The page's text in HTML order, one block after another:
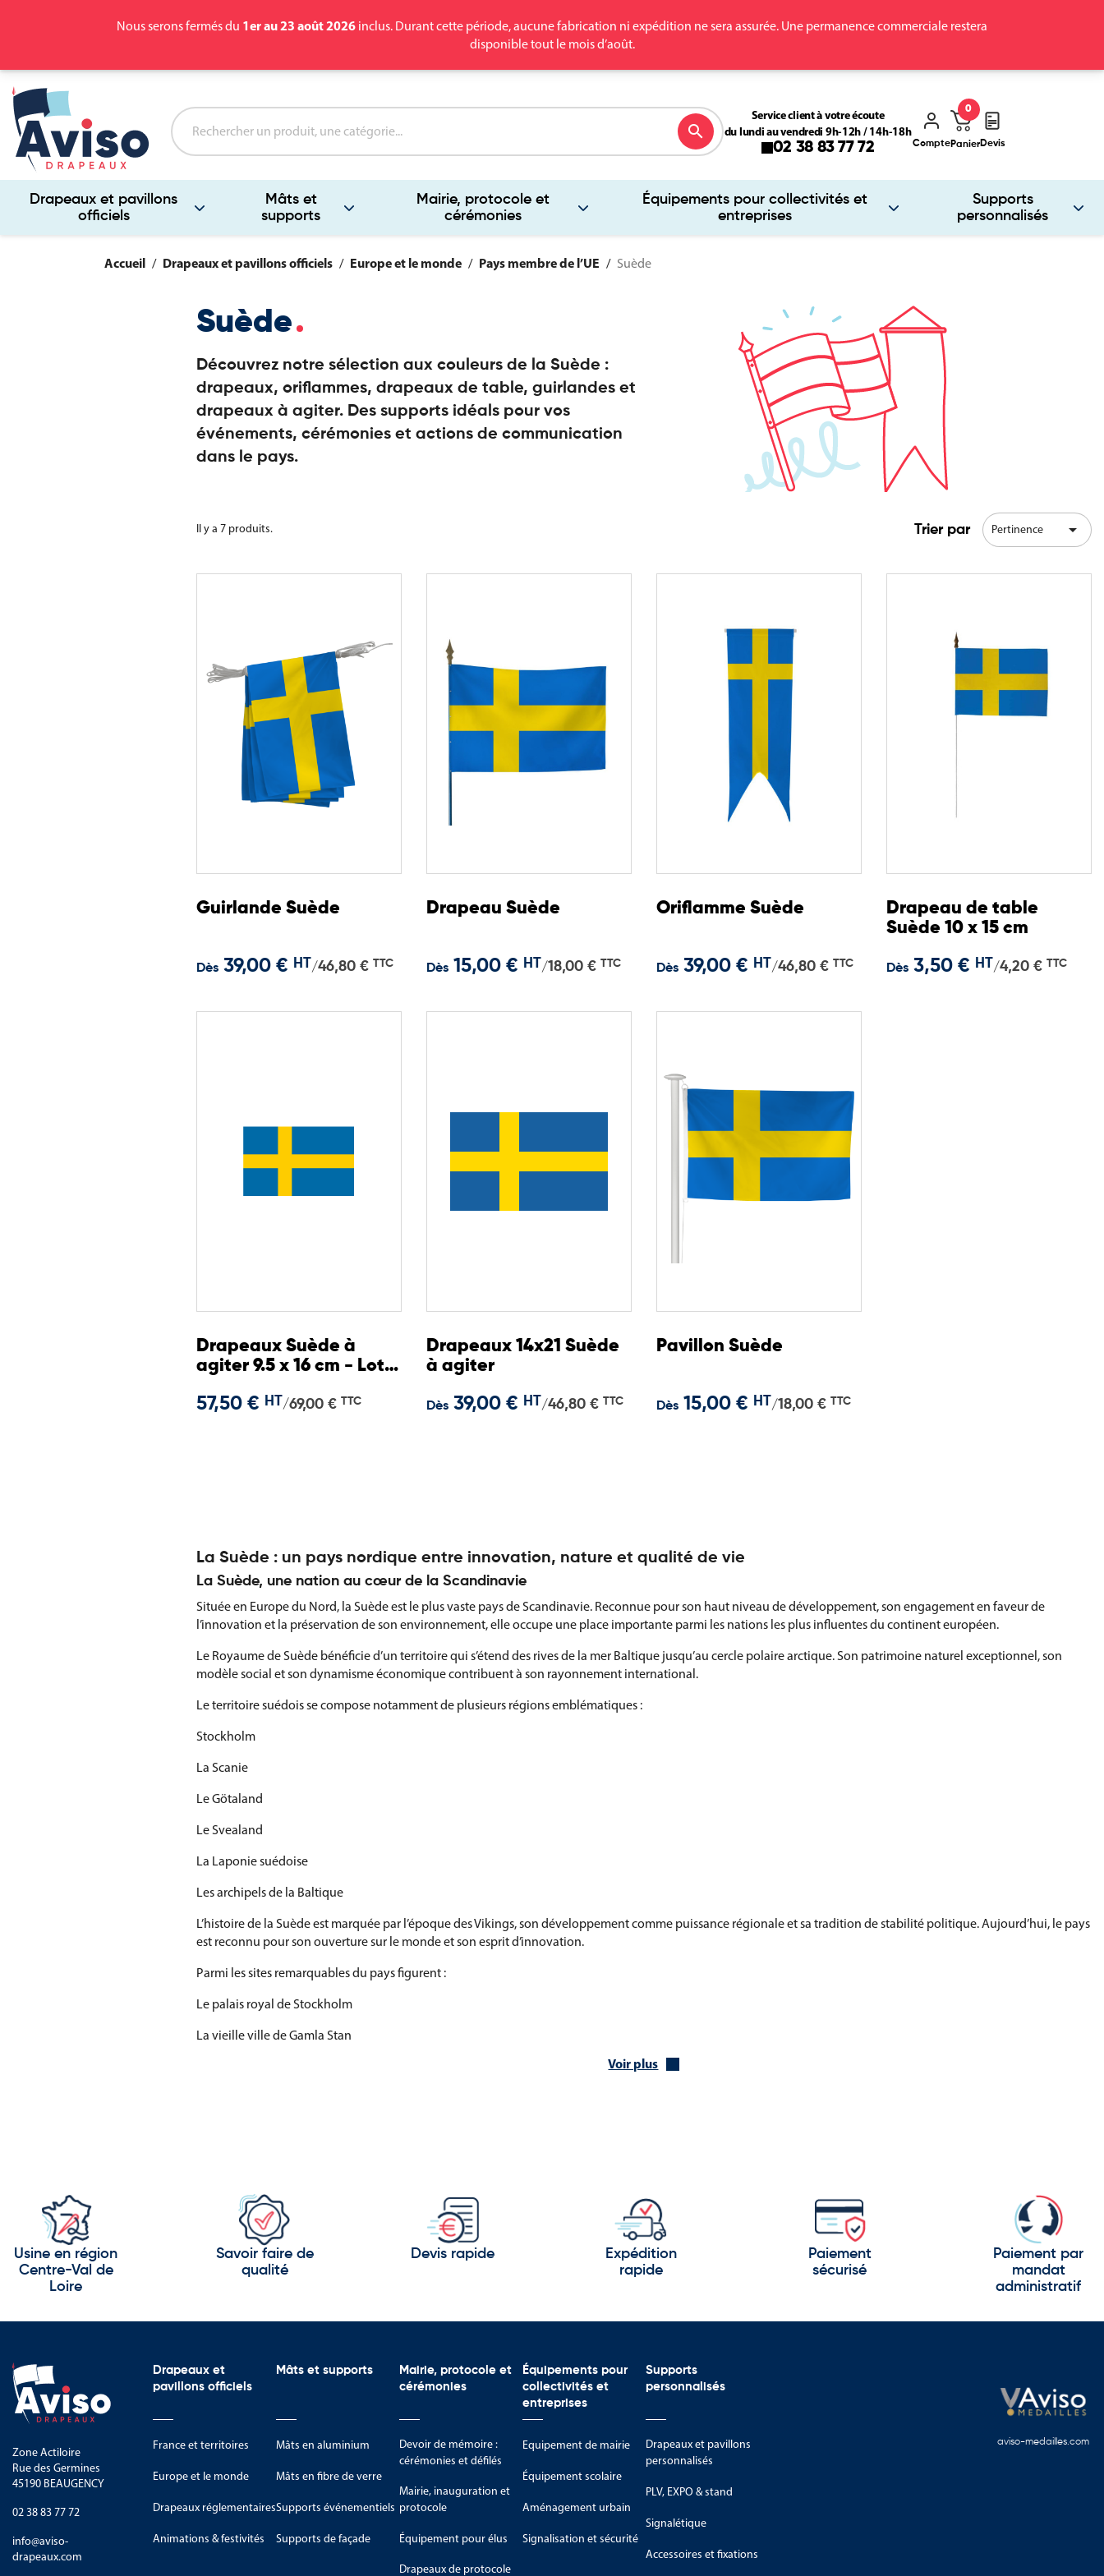
Nous serons fermés du 1er au 23 août 2026 inclus. Durant cette période, aucune fabrication ni expédition ne sera assurée. Une permanence commerciale restera
disponible tout le mois d’août.
Drapeaux et pavillons
officiels
Mâts et
supports
Mairie, protocole et
cérémonies
Équipements pour collectivités et
entreprises
Supports
personnalisés
search
Service client à votre écoute
du lundi au vendredi 9h-12h / 14h-18h
02 38 83 77 72 ComptePanier
0
Devis
Accueil Drapeaux et pavillons officiels Europe et le monde Pays membre de l’UE Suède
Suède
Découvrez notre sélection aux couleurs de la Suède :
drapeaux, oriflammes, drapeaux de table, guirlandes et
drapeaux à agiter. Des supports idéals pour vos
événements, cérémonies et actions de communication
dans le pays.
Il y a 7 produits. Trier par Pertinence 
Guirlande Suède
Dès 39,00 € HT/46,80 € TTC
Drapeau Suède
Dès 15,00 € HT/18,00 € TTC
Oriflamme Suède
Dès 39,00 € HT/46,80 € TTC
Drapeau de table
Suède 10 x 15 cm
Dès 3,50 € HT/4,20 € TTC
Drapeaux Suède à
agiter 9.5 x 16 cm - Lot
57,50 € HT /69,00 € TTC
Drapeaux 14x21 Suède
à agiter
Dès 39,00 € HT /46,80 € TTC
Pavillon Suède
Dès 15,00 € HT /18,00 € TTC
La Suède : un pays nordique entre innovation, nature et qualité de vie
La Suède, une nation au cœur de la Scandinavie
Située en Europe du Nord, la Suède est le plus vaste pays de Scandinavie. Reconnue pour son haut niveau de développement, son engagement en faveur de
l’innovation et la préservation de son environnement, elle occupe une place importante parmi les nations les plus influentes du continent européen.
Le Royaume de Suède bénéficie d’un territoire qui s’étend des rives de la mer Baltique jusqu’au cercle polaire arctique. Son patrimoine naturel exceptionnel, son
modèle social et son dynamisme économique contribuent à son rayonnement international.
Le territoire suédois se compose notamment de plusieurs régions emblématiques :
Stockholm
La Scanie
Le Götaland
Le Svealand
La Laponie suédoise
Les archipels de la Baltique
L’histoire de la Suède est marquée par l’époque des Vikings, son développement comme puissance régionale et sa tradition de stabilité politique. Aujourd’hui, le pays
est reconnu pour son ouverture sur le monde et son esprit d’innovation.
Parmi les sites remarquables du pays figurent :
Le palais royal de Stockholm
La vieille ville de Gamla Stan
Les vastes forêts boréales
Les milliers de lacs
Les archipels de la Baltique
Les technologies innovantes
Les énergies renouvelables
L’industrie automobile
Les sciences et la recherche
Les symboles de la Suède représentent aujourd’hui un pays qui associe innovation, développement durable, patrimoine et qualité de vie.
Voir plus
Usine en région
Centre-Val de
Loire
Savoir faire de
qualité
Devis rapide
Expédition
rapide
Paiement
sécurisé
Paiement par
mandat
administratif
Zone Actiloire
Rue des Germines
45190 BEAUGENCY
02 38 83 77 72
info@aviso-
drapeaux.com
Drapeaux et
pavillons officiels
France et territoires
Europe et le monde
Drapeaux réglementaires
Animations & festivités
Mâts et supports
Mâts en aluminium
Mâts en fibre de verre
Supports événementiels
Supports de façade
Mairie, protocole et
cérémonies
Devoir de mémoire :
cérémonies et défilés
Mairie, inauguration et
protocole
Équipement pour élus
Drapeaux de protocole
Équipements pour
collectivités et
entreprises
Equipement de mairie
Équipement scolaire
Aménagement urbain
Signalisation et sécurité
Supports
personnalisés
Drapeaux et pavillons
personnalisés
PLV, EXPO & stand
Signalétique
Accessoires et fixations
aviso-medailles.com